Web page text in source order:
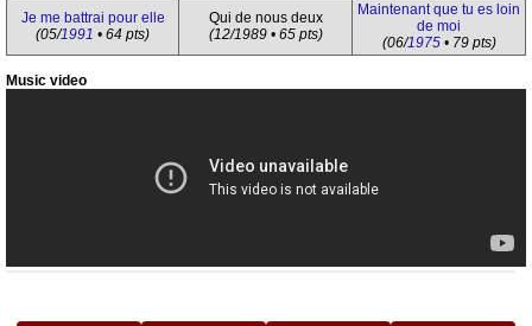
Je me battrai pour elle
(05/1991 • 64 pts)
Qui de nous deux
(12/1989 • 65 pts)
Maintenant que tu es loin
de moi
(06/1975• 79 pts)
Music video